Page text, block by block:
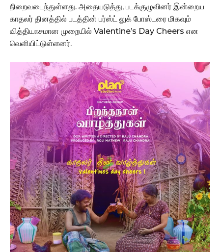
நிறைவடைந்துள்ளது. அதையடுத்து, படக்குழுவினர் இன்றைய
காதலர் தினத்தில் படத்தின் பர்ஸ்ட் லுக் போஸ்டரை மிகவும்
வித்தியாசமான முறையில் Valentine’s Day Cheers என
வெளியிட்டுள்ளனர்.